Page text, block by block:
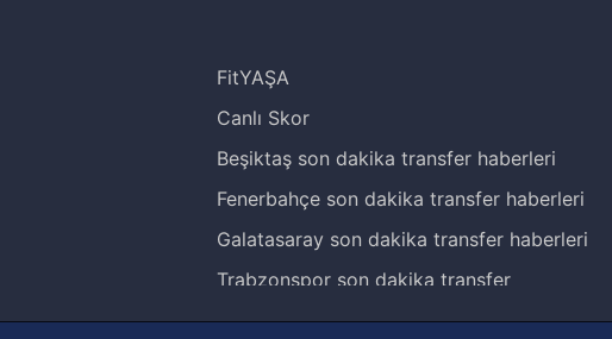
FitYAŞA
Canlı Skor
Beşiktaş son dakika transfer haberleri
Fenerbahçe son dakika transfer haberleri
Galatasaray son dakika transfer haberleri
Trabzonspor son dakika transfer